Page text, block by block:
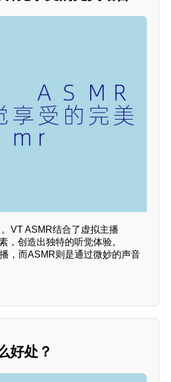
VT ASMR结合了虚拟主播
，创造出独特的听觉体验。
，而ASMR则是通过微妙的声音
好处？